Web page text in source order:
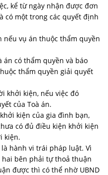
kể từ ngày nhận được đơn
có một trong các quyết định
nếu vụ án thuộc thẩm quyền
án có thẩm quyền và báo
thẩm quyền giải quyết
khởi kiện, nếu việc đó
của Toà án.
kiện của gia đình bạn,
có đủ điều kiện khởi kiện
kiện.
hành vi trái pháp luật. Vì
bên phải tự thoả thuận
được thì có thể nhờ UBND